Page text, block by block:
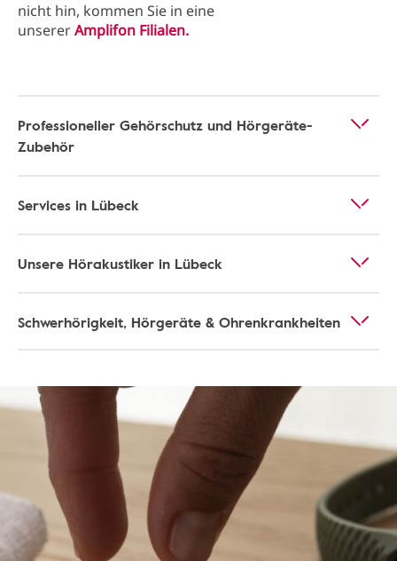
nicht hin, kommen Sie in eine
unsererAmplifon Filialen.
Professioneller Gehörschutz und Hörgeräte-
Zubehör
Services in Lübeck
Unsere Hörakustiker in Lübeck
Schwerhörigkeit, Hörgeräte & Ohrenkrankheiten